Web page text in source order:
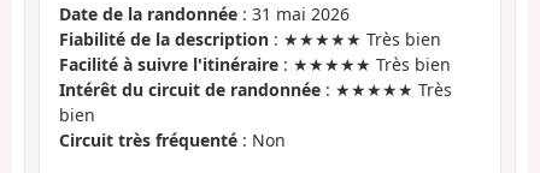
Date de la randonnée : 31 mai 2026
Fiabilité de la description : ★★★★★ Très bien
Facilité à suivre l'itinéraire : ★★★★★ Très bien
Intérêt du circuit de randonnée : ★★★★★ Très
bien
Circuit très fréquenté : Non